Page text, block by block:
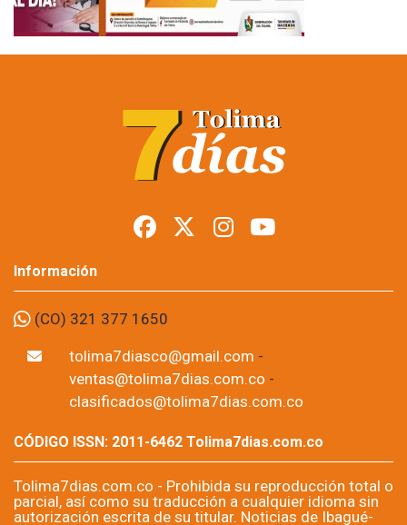
Información
(CO) 321 377 1650
tolima7diasco@gmail.com -
ventas@tolima7dias.com.co -
clasificados@tolima7dias.com.co
CÓDIGO ISSN: 2011-6462 Tolima7dias.com.co
Tolima7dias.com.co - Prohibida su reproducción total o
parcial, así como su traducción a cualquier idioma sin
autorización escrita de su titular. Noticias de Ibagué-